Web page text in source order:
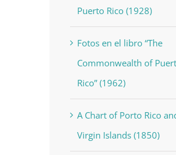
Puerto Rico (1928)
Fotos en el libro “The
Commonwealth of
Rico” (1962)
A Chart of Porto Rico
Virgin Islands (1850)